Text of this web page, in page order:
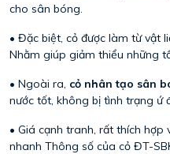
cho sân bóng.
• Đặc biệt, cỏ được làm từ vật
Nhằm giúp giảm thiểu những
• Ngoài ra, cỏ nhân tạo sân
nước tốt, không bị tình trạng ứ
• Giá cạnh tranh, rất thích hợp
nhanh Thông số của cỏ ĐT-